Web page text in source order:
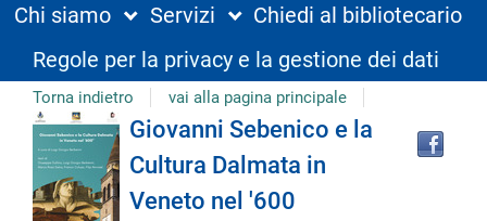
Chi siamo Servizi
Chiedi al bibliotecario
Regole per la privacy e la gestione dei dati
Torna indietro vai alla pagina principale
Dettaglio
del
Giovanni Sebenico e la
Cultura Dalmata in
Veneto nel '600